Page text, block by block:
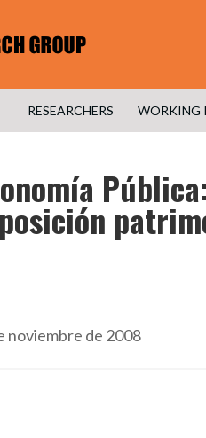
RESEARCHERS WORKING
noviembre de 2008